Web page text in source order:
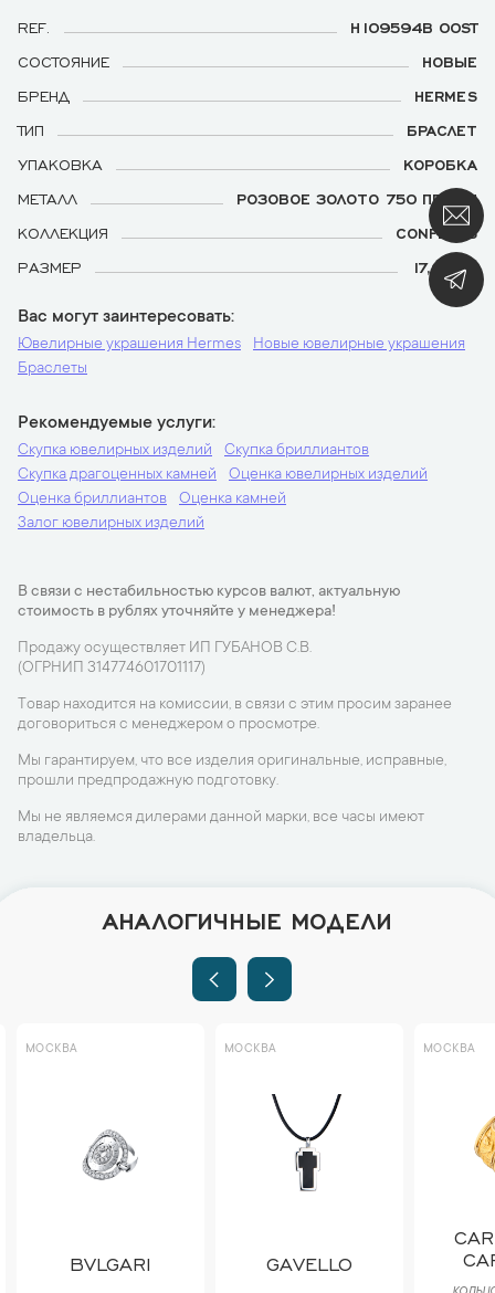
REF.
H109594B 00ST
СОСТОЯНИЕ
НОВЫЕ
БРЕНД
HERMES
ТИП
БРАСЛЕТ
УПАКОВКА
КОРОБКА
МЕТАЛЛ
РОЗОВОЕ ЗОЛОТО 750 ПРОБЫ
КОЛЛЕКЦИЯ
CONFETTIS
РАЗМЕР
17,0 СМ.
Вас могут заинтересовать
Ювелирные украшения Hermes
Новые ювелирные украшения
Браслеты
Рекомендуемые услуги
Скупка ювелирных изделий
Скупка бриллиантов
Скупка драгоценных камней
Оценка ювелирных изделий
Оценка бриллиантов
Оценка камней
Залог ювелирных изделий
В связи с нестабильностью курсов валют, актуальную
стоимость в рублях уточняйте у менеджера!
Продажу осуществляет ИП ГУБАНОВ С.В.
(ОГРНИП 314774601701117)
Товар находится на комиссии, в связи с этим просим заранее
договориться с менеджером о просмотре.
Мы гарантируем, что все изделия оригинальные, исправные,
прошли предпродажную подготовку.
Мы не являемся дилерами данной марки, все часы имеют
владельца.
АНАЛОГИЧНЫЕ МОДЕЛИ
МОСКВА
BVLGARI
МОСКВА
GAVELLO
МОСКВА